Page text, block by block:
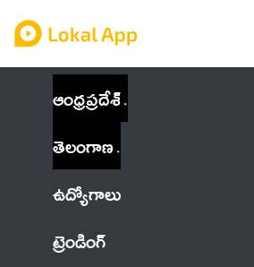
ఆంధ్రప్రదేశ్
తెలంగాణ
ఉద్యోగాలు
ట్రెండింగ్